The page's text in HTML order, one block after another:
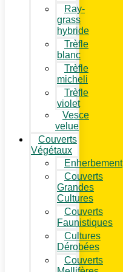
Ray-
grass
hybride
Trèfle
blanc
Trèfle
micheli
Trèfle
violet
Vesce
velue
Couverts
Végétaux
Enherbement
Couverts
Grandes
Cultures
Couverts
Faunistiques
Cultures
Dérobées
Couverts